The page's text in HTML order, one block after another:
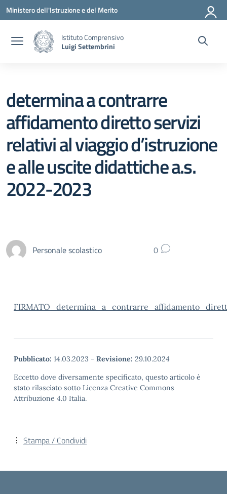
Vai ai contenuti
Vai al menu di navigazione
Vai al footer
Ministero dell'Istruzione e del Merito
Istituto Comprensivo
Luigi Settembrini
determina a contrarre
affidamento diretto servizi
relativi al viaggio d’istruzione
e alle uscite didattiche a.s.
2022-2023
Personale scolastico 0
Pubblicato: 14.03.2023 - Revisione: 29.10.2024
Eccetto dove diversamente specificato, questo articolo è
stato rilasciato sotto Licenza Creative Commons
Attribuzione 4.0 Italia.
Stampa / Condividi